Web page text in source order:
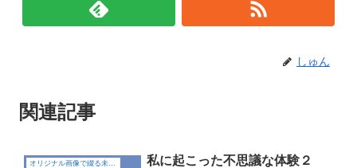
しゅん
関連記事
オリジナル画像で綴る未確認飛行物体（UFO) 私に起こった不思議な体験２